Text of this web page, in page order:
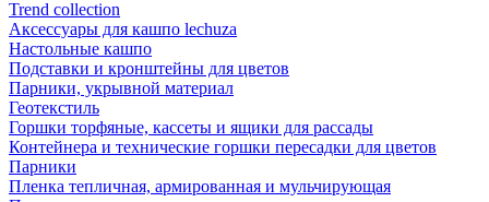
Trend collection
Аксессуары для кашпо lechuza
Настольные кашпо
Подставки и кронштейны для цветов
Парники, укрывной материал
Геотекстиль
Горшки торфяные, кассеты и ящики для рассады
Контейнера и технические горшки пересадки для цветов
Парники
Пленка тепличная, армированная и мульчирующая